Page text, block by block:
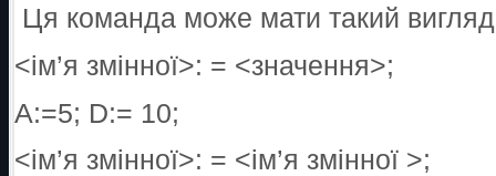
Ця команда може мати такий
<ім’я змінної>: = <значення>;
A:=5; D:= 10;
<ім’я змінної>: = <ім’я змінної >;